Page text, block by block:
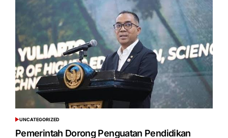
POSTED
IN
UNCATEGORIZED
Pemerintah Dorong Penguatan Pendidikan